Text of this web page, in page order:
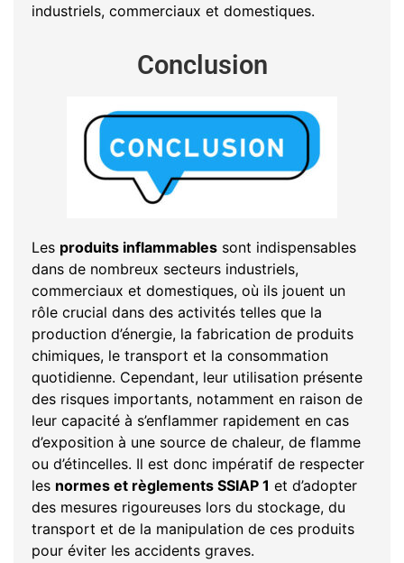
industriels, commerciaux et domestiques.
Conclusion
Les produits inflammables sont indispensables
dans de nombreux secteurs industriels,
commerciaux et domestiques, où ils jouent un
rôle crucial dans des activités telles que la
production d’énergie, la fabrication de produits
chimiques, le transport et la consommation
quotidienne. Cependant, leur utilisation présente
des risques importants, notamment en raison de
leur capacité à s’enflammer rapidement en cas
d’exposition à une source de chaleur, de flamme
ou d’étincelles. Il est donc impératif de respecter
les normes et règlements SSIAP 1 et d’adopter
des mesures rigoureuses lors du stockage, du
transport et de la manipulation de ces produits
pour éviter les accidents graves.